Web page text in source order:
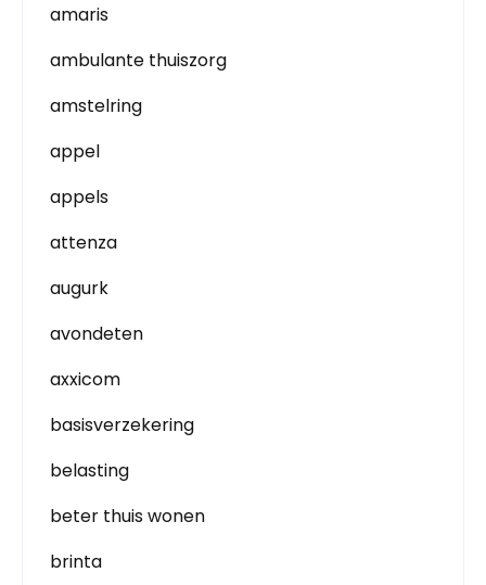
amaris
ambulante thuiszorg
amstelring
appel
appels
attenza
augurk
avondeten
axxicom
basisverzekering
belasting
beter thuis wonen
brinta